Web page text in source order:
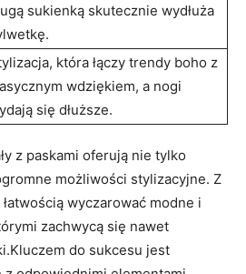
sukienką skutecznie wydłuża
która łączy trendy boho z
wdziękiem, a nogi
się dłuższe.
z paskami oferują nie tylko
możliwości stylizacyjne. Z
wyczarować modne i
zachwycą się nawet
do sukcesu jest